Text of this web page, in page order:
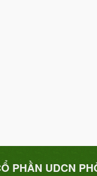
PHẦN UDCN